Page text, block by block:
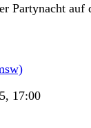
Partynacht
17:00